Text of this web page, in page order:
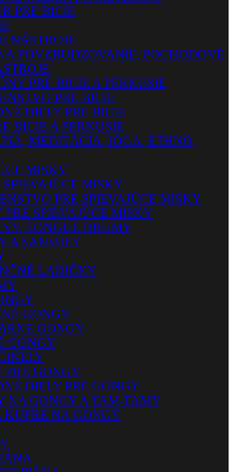
PRE BICIE
NÁSTROJE
POVZBUDZOVANIE, POCHODOVÉ
PRE BICIE A PERKUSIE
PRE BICIE
DIELY PRE BICIE
BICIE A PERKUSIE
MEDITÁCIA, JOGA, ETHNO,
MISKY
MISKY
PRE SPIEVAJÚCE MISKY
SPIEVAJÚCE MISKY
TONGUE DRUMY
A SANSULY
LADIČKY
GONGY
GONGY
GONGY
PRE GONGY
DIELY PRE GONGY
NA GONGY A TAM-TAMY
KUFRE NA GONGY